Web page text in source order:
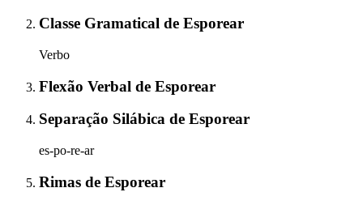
Classe Gramatical de Esporear
Verbo
Flexão Verbal de Esporear
Separação Silábica de Esporear
es-po-re-ar
Rimas de Esporear